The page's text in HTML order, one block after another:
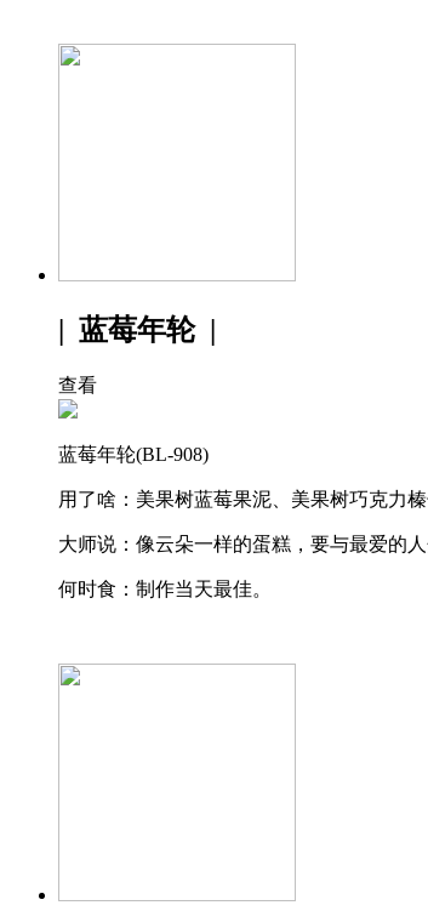
| 蓝莓年轮 |
查看
蓝莓年轮(BL-908)
用了啥：美果树蓝莓果泥、美果树巧克力
大师说：像云朵一样的蛋糕，要与最爱的
何时食：制作当天最佳。